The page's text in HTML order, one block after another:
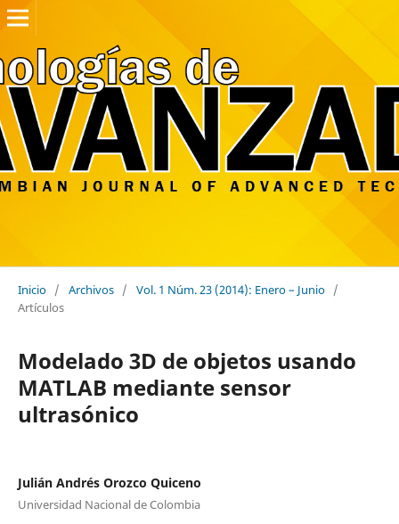
Inicio / Archivos / Vol. 1 Núm. 23 (2014): Enero – Junio /
Artículos
Modelado 3D de objetos usando
MATLAB mediante sensor
ultrasónico
Julián Andrés Orozco Quiceno
Universidad Nacional de Colombia